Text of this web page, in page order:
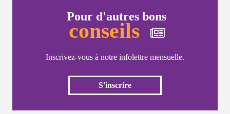
Pour d'autres bons
conseils
Inscrivez-vous à notre infolettre mensuelle.
S'inscrire